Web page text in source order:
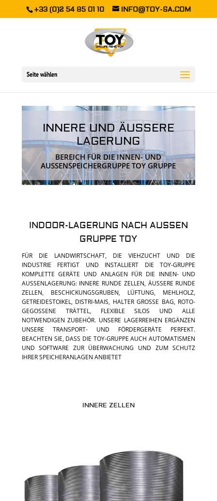
+33 (0)2 54 85 01 10 INFO@TOY-SA.COM
Seite wählen
INNERE UND ÄUSSERE L
AGERUNG
BEREICH FÜR DIE INNEN- UND
AUSSENSPEICHERGRUPPE TOY GRUPPE
INDOOR-LAGERUNG NACH AUSSEN G
RUPPE TOY
FÜR DIE LANDWIRTSCHAFT, DIE VIEHZUCHT UND DIE
INDUSTRIE FERTIGT UND INSTALLIERT DIE TOY-GRUPPE
KOMPLETTE GERÄTE UND ANLAGEN FÜR DIE INNEN- UND
AUSSENLAGERUNG: INNERE RUNDE ZELLEN, ÄUSSERE RUNDE ZE
LLEN, BESCHICKUNGSGRUBEN, LÜFTUNG, MEHLHOLZ, GE
TREIDESTOIKEL, DISTRI-MAIS, HALTER GROSSE BAG, ROTO-GEG
OSSENE TRÄTTEL, FLEXIBLE SILOS UND ALLE NOT
WENDIGEN ZUBEHÖR. UNSERE LAGERREIHEN ERGÄNZEN UNS
ERE TRANSPORT- UND FÖRDERGERÄTE PERFEKT. BEA
CHTEN SIE, DASS DIE TOY-GRUPPE AUCH AUTOMATISMEN UND
SOFTWARE ZUR ÜBERWACHUNG UND ZUM SCHUTZ IHR
ER SPEICHERANLAGEN ANBIETET
INNERE ZELLEN